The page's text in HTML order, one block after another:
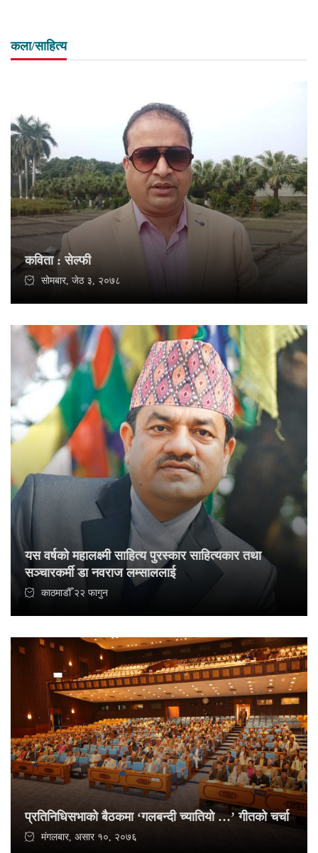
कला/साहित्य
कविता : सेल्फी
सोमबार, जेठ ३, २०७८
यस वर्षको महालक्ष्मी साहित्य पुरस्कार साहित्यकार तथा
सञ्चारकर्मी डा नवराज लम्साललाई
काठमाडौँ २२ फागुन
प्रतिनिधिसभाको बैठकमा ‘गलबन्दी च्यातियो …’ गीतको चर्चा
मंगलबार, असार १०, २०७६